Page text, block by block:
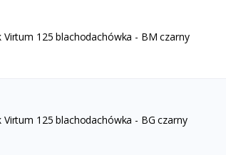
Virtum 125 blachodachówka - BM czarny
Virtum 125 blachodachówka - BG czarny